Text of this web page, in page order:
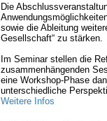
Die
sowie die Ableitung
Gesellschaft“ zu stärken.
Im Seminar stellen die
zusammenhängenden
eine Workshop-Phase
unterschiedliche
Weitere Infos